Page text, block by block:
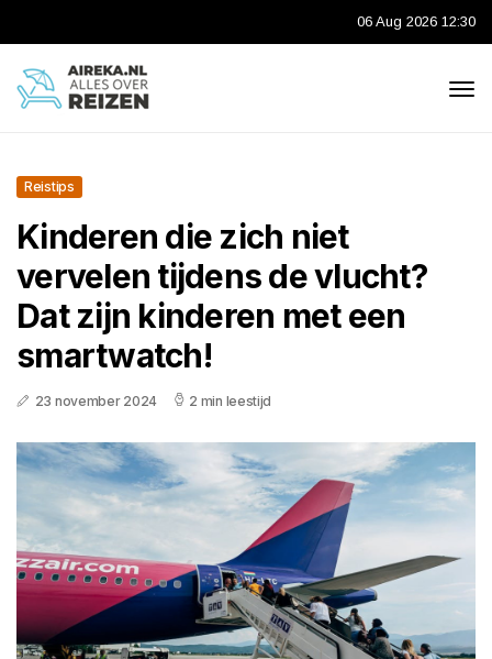
06 Aug 2026 12:30
Reistips
Kinderen die zich niet
vervelen tijdens de vlucht?
Dat zijn kinderen met een
smartwatch!
23 november 2024 2 min leestijd